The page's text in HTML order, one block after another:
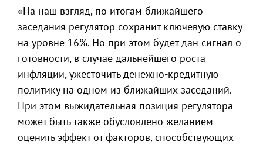
«На наш взгляд, по итогам ближайшего
заседания регулятор сохранит ключевую ставку
на уровне 16%. Но при этом будет дан сигнал о
готовности, в случае дальнейшего роста
инфляции, ужесточить денежно-кредитную
политику на одном из ближайших заседаний.
При этом выжидательная позиция регулятора
может быть также обусловлено желанием
оценить эффект от факторов, способствующих